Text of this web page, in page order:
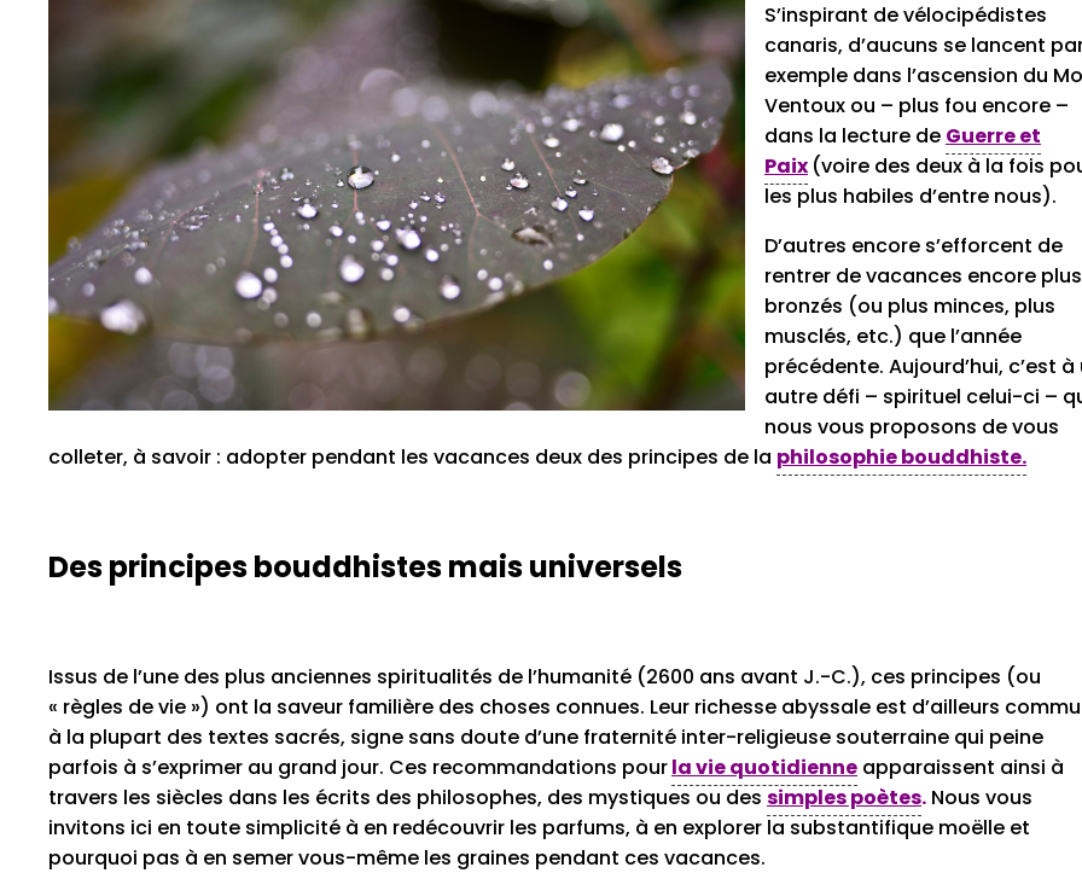
S’inspirant de vélocipédistes
canaris, d’aucuns se lancent
exemple dans l’ascension du
Ventoux ou – plus fou encore –
dans la lecture de Guerre et
Paix (voire des deux à la fois
les plus habiles d’entre nous).
D’autres encore s’efforcent de
rentrer de vacances encore plus
bronzés (ou plus minces, plus
musclés, etc.) que l’année
précédente. Aujourd’hui, c’est à
autre défi – spirituel celui-ci –
nous vous proposons de vous
colleter, à savoir : adopter pendant les vacances deux des principes de la philosophie bouddhiste.
Des principes bouddhistes mais universels
Issus de l’une des plus anciennes spiritualités de l’humanité (2600 ans avant J.-C.), ces principes (ou
« règles de vie ») ont la saveur familière des choses connues. Leur richesse abyssale est d’ailleurs
à la plupart des textes sacrés, signe sans doute d’une fraternité inter-religieuse souterraine qui peine
parfois à s’exprimer au grand jour. Ces recommandations pourla vie quotidienne apparaissent ainsi à
travers les siècles dans les écrits des philosophes, des mystiques ou des simples poètes. Nous vous
invitons ici en toute simplicité à en redécouvrir les parfums, à en explorer la substantifique moëlle et
pourquoi pas à en semer vous-même les graines pendant ces vacances.